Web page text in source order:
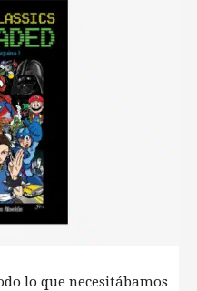
lo que necesitábamos